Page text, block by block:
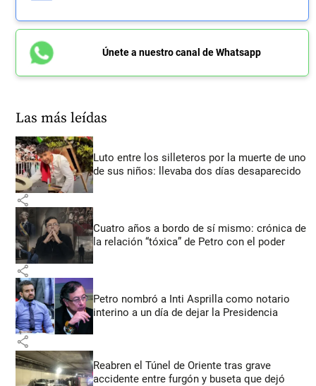
Únete a nuestro canal de Whatsapp
Las más leídas
Luto entre los silleteros por la muerte de uno
de sus niños: llevaba dos días desaparecido
share
Cuatro años a bordo de sí mismo: crónica de
la relación “tóxica” de Petro con el poder
share
Petro nombró a Inti Asprilla como notario
interino a un día de dejar la Presidencia
share
Reabren el Túnel de Oriente tras grave
accidente entre furgón y buseta que dejó